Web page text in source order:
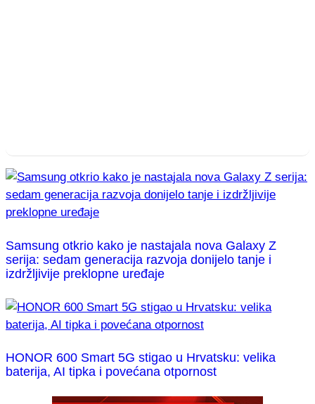
Samsung otkrio kako je nastajala nova Galaxy Z
serija: sedam generacija razvoja donijelo tanje i
izdržljivije preklopne uređaje
HONOR 600 Smart 5G stigao u Hrvatsku: velika
baterija, AI tipka i povećana otpornost